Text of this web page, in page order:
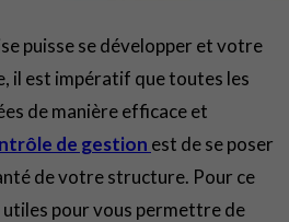
puisse se développer et votre
il est impératif que toutes les
de manière efficace et
de gestion est de se poser
de votre structure. Pour ce
pour vous permettre de